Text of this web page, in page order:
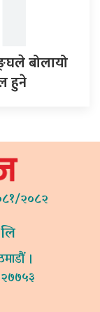
बोलायो
हुने
२०८२
।